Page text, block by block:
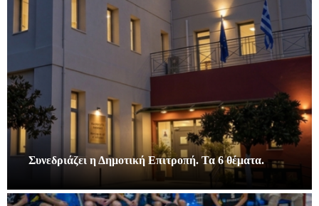
Συνεδριάζει η Δημοτική Επιτροπή. Τα 6 θέματα.